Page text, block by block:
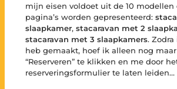
mijn eisen voldoet uit de 10 modellen
pagina’s worden gepresenteerd:
slaapkamer, stacaravan met 2
stacaravan met 3 slaapkamers.
heb gemaakt, hoef ik alleen nog
“Reserveren” te klikken en me door
reserveringsformulier te laten leiden…